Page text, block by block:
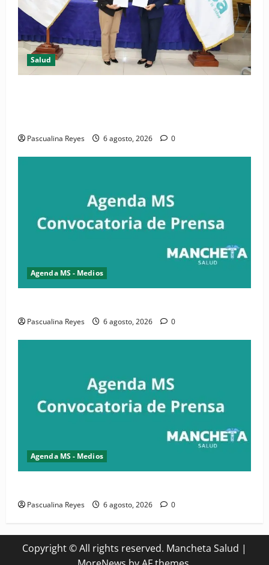
Salud
Pascualina Reyes 6 agosto, 2026 0
Agenda MS - Medios
Pascualina Reyes 6 agosto, 2026 0
Agenda MS - Medios
Pascualina Reyes 6 agosto, 2026 0
Copyright © All rights reserved. Mancheta Salud |